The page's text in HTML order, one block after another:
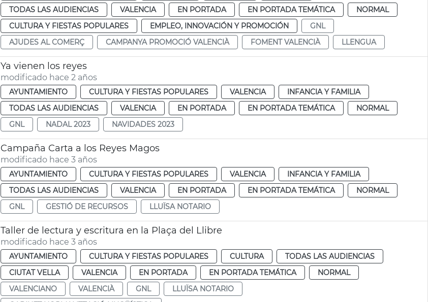
TODAS LAS AUDIENCIAS
VALENCIA EN PORTADA EN PORTADA TEMÁTICA
NORMAL
CULTURA Y FIESTAS POPULARES
EMPLEO, INNOVACIÓN Y PROMOCIÓN
GNL
AJUDES AL COMERÇ
CAMPANYA PROMOCIÓ VALENCIÀ FOMENT VALENCIÀ LLENGUA
Ya vienen los reyes
modificado hace 2 años
AYUNTAMIENTO CULTURA Y FIESTAS POPULARES VALENCIA
INFANCIA Y FAMILIA
TODAS LAS AUDIENCIAS
VALENCIA EN PORTADA EN PORTADA TEMÁTICA
NORMAL
GNL
NADAL 2023 NAVIDADES 2023
Campaña Carta a los Reyes Magos
modificado hace 3 años
AYUNTAMIENTO CULTURA Y FIESTAS POPULARES VALENCIA
INFANCIA Y FAMILIA
TODAS LAS AUDIENCIAS
VALENCIA EN PORTADA EN PORTADA TEMÁTICA
NORMAL
GNL
GESTIÓ DE RECURSOS LLUÏSA NOTARIO
Taller de lectura y escritura en la Plaça del Llibre
modificado hace 3 años
AYUNTAMIENTO CULTURA Y FIESTAS POPULARES CULTURA
TODAS LAS AUDIENCIAS
CIUTAT VELLA
VALENCIA EN PORTADA EN PORTADA TEMÁTICA
NORMAL
VALENCIANO
VALENCIÀ GNL
LLUÏSA NOTARIO